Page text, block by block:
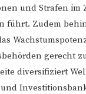
und Strafen im
führt. Zudem
gerecht
diversifiziert